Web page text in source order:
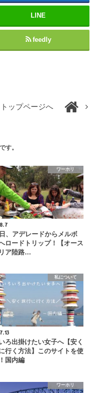
LINE
feedly
トップページへ
す。
ワーホリ
、アデレードからメルボ
ロードトリップ！【オース
リア陸路…
私について
ろ出掛けたい女子へ【安く
行く方法】このサイトを使
国内編
ワーホリ